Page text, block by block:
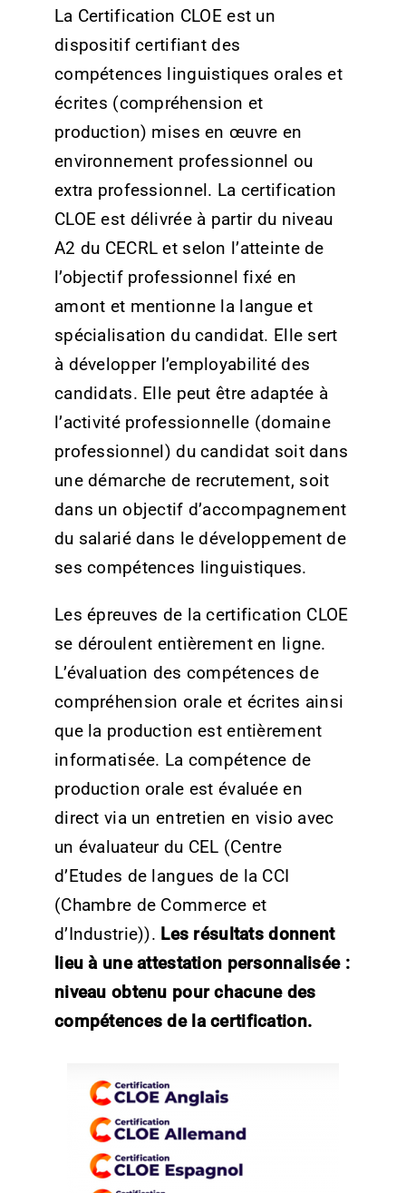
La Certification CLOE est un
dispositif certifiant des
compétences linguistiques orales et
écrites (compréhension et
production) mises en œuvre en
environnement professionnel ou
extra professionnel. La certification
CLOE est délivrée à partir du niveau
A2 du CECRL et selon l’atteinte de
l’objectif professionnel fixé en
amont et mentionne la langue et
spécialisation du candidat. Elle sert
à développer l’employabilité des
candidats. Elle peut être adaptée à
l’activité professionnelle (domaine
professionnel) du candidat soit dans
une démarche de recrutement, soit
dans un objectif d’accompagnement
du salarié dans le développement de
ses compétences linguistiques.
Les épreuves de la certification CLOE
se déroulent entièrement en ligne.
L’évaluation des compétences de
compréhension orale et écrites ainsi
que la production est entièrement
informatisée. La compétence de
production orale est évaluée en
direct via un entretien en visio avec
un évaluateur du CEL (Centre
d’Etudes de langues de la CCI
(Chambre de Commerce et
d’Industrie)). Les résultats donnent
lieu à une attestation personnalisée :
niveau obtenu pour chacune des
compétences de la certification.